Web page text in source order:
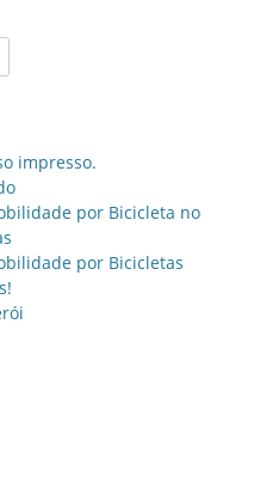
impresso.
por Bicicleta no
por Bicicletas